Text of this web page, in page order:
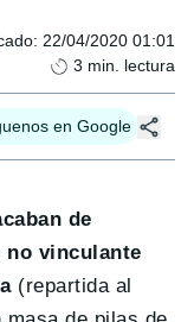
: 22/04/2020 01:01
3 min. lectura
en Google
de
no vinculante
(repartida al